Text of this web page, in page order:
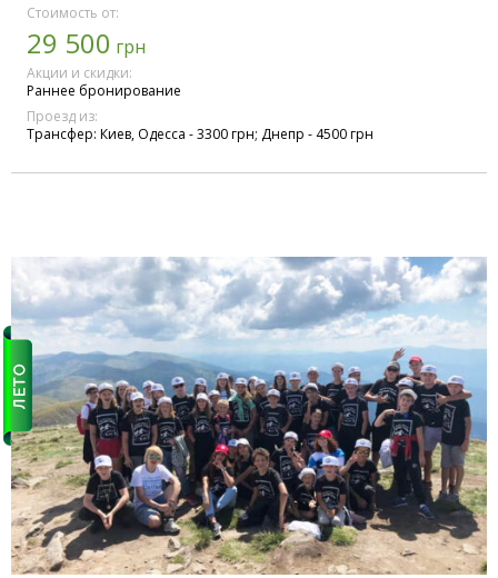
Стоимость от:
29 500 грн
Акции и скидки:
Раннее бронирование
Проезд из:
Трансфер: Киев, Одесса - 3300 грн; Днепр - 4500 грн